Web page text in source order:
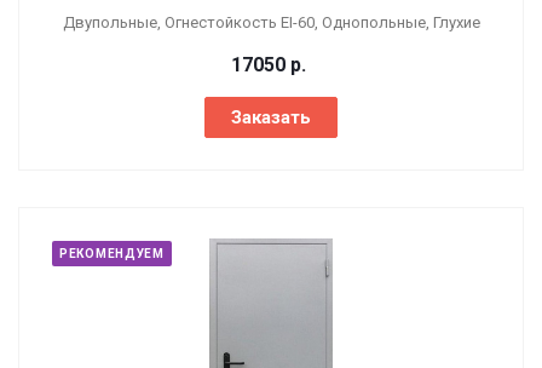
Двупольные, Огнестойкость EI-60, Однопольные, Глухие
17050 р.
Заказать
РЕКОМЕНДУЕМ